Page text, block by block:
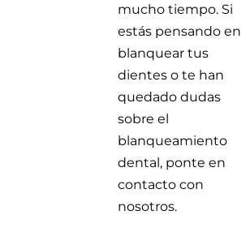
mucho tiempo. Si
estás pensando en
blanquear tus
dientes o te han
quedado dudas
sobre el
blanqueamiento
dental, ponte en
contactocon
nosotros.